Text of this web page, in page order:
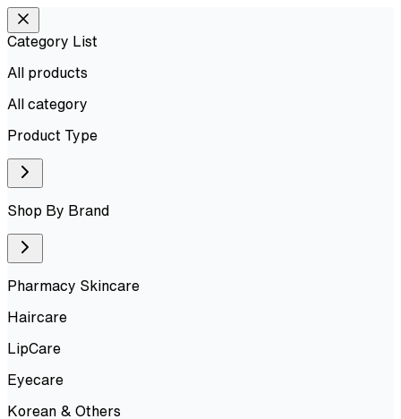
Category List
All products
All category
Product Type
Shop By Brand
Pharmacy Skincare
Haircare
LipCare
Eyecare
Korean & Others